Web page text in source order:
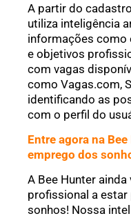
A partir do
utiliza inteligência
informações como
e objetivos
com vagas
como Vagas.com,
identificando as
com o perfil do
Entre agora na
emprego dos
A Bee Hunter ainda
profissional a estar
sonhos! Nossa